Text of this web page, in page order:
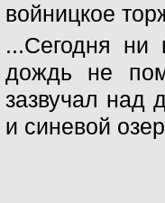
войницкое
...Сегодня ни
дождь не
зазвучал над
и синевой